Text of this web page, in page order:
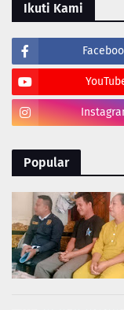
Ikuti Kami
Popular